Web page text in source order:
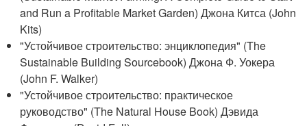
and Run a Profitable Market Garden) Джона Китса (John
Kits)
"Устойчивое строительство: энциклопедия" (The
Sustainable Building Sourcebook) Джона Ф. Уокера
(John F. Walker)
"Устойчивое строительство: практическое
руководство" (The Natural House Book) Дэвида